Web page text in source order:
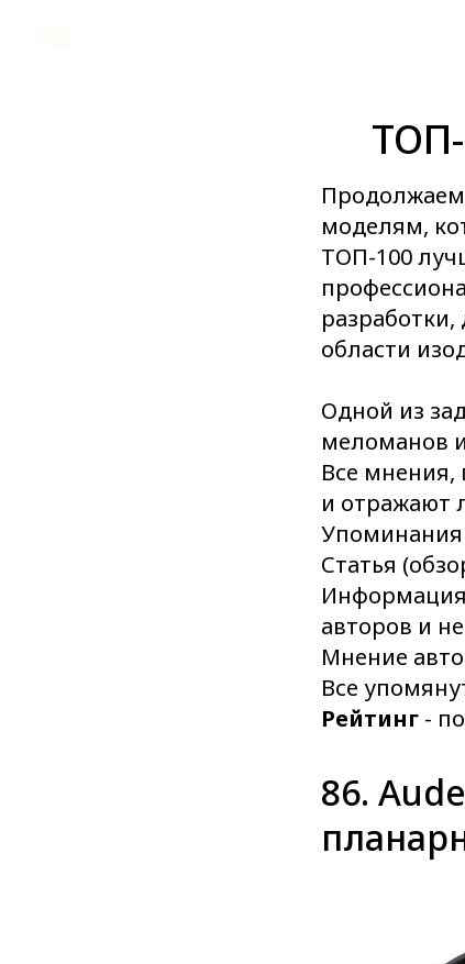
моделям,
ТОП-100
области
Одной из
меломанов
Все мнения,
и отражают
Упоминания
Статья
Информация
авторов и
Мнение
Все
Рейтинг -
86.